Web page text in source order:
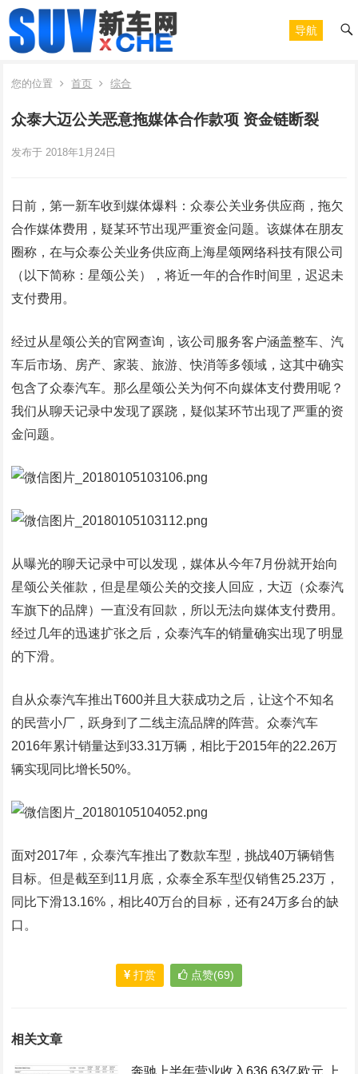
导航
您的位置 首页 综合
众泰大迈公关恶意拖媒体合作款项 资金链断裂
发布于 2018年1月24日
日前，第一新车收到媒体爆料：众泰公关业务供应商，拖欠
合作媒体费用，疑某环节出现严重资金问题。该媒体在朋友
圈称，在与众泰公关业务供应商上海星颂网络科技有限公司
（以下简称：星颂公关），将近一年的合作时间里，迟迟未
支付费用。
经过从星颂公关的官网查询，该公司服务客户涵盖整车、汽
车后市场、房产、家装、旅游、快消等多领域，这其中确实
包含了众泰汽车。那么星颂公关为何不向媒体支付费用呢？
我们从聊天记录中发现了蹊跷，疑似某环节出现了严重的资
金问题。
从曝光的聊天记录中可以发现，媒体从今年7月份就开始向
星颂公关催款，但是星颂公关的交接人回应，大迈（众泰汽
车旗下的品牌）一直没有回款，所以无法向媒体支付费用。
经过几年的迅速扩张之后，众泰汽车的销量确实出现了明显
的下滑。
自从众泰汽车推出T600并且大获成功之后，让这个不知名
的民营小厂，跃身到了二线主流品牌的阵营。众泰汽车
2016年累计销量达到33.31万辆，相比于2015年的22.26万
辆实现同比增长50%。
面对2017年，众泰汽车推出了数款车型，挑战40万辆销售
目标。但是截至到11月底，众泰全系车型仅销售25.23万，
同比下滑13.16%，相比40万台的目标，还有24万多台的缺
口。
打赏 点赞(69)
相关文章
奔驰上半年营业收入636.63亿欧元 上